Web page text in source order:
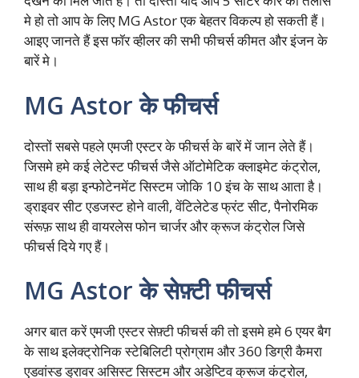
मे हो तो आप के लिए MG Astor एक बेहतर विकल्प हो सकती हैं।
आइए जानते हैं इस फॉर व्हीलर की सभी फीचर्स कीमत और इंजन के
बारें मे।
MG Astor के फीचर्स
दोस्तों सबसे पहले एमजी एस्टर के फीचर्स के बारें में जान लेते हैं।
जिसमे हमे कई लेटेस्ट फीचर्स जैसे ऑटोमेटिक क्लाइमेट कंट्रोल,
साथ ही बड़ा इन्फोटेनमेंट सिस्टम जोकि 10 इंच के साथ आता है।
ड्राइवर सीट एडजस्ट होने वाली, वेंटिलेटेड फ्रंट सीट, पैनोरमिक
संरूफ़ साथ ही वायरलेस फोन चार्जर और क्रूज कंट्रोल जिसे
फीचर्स दिये गए हैं।
MG Astor के सेफ़्टी फीचर्स
अगर बात करें एमजी एस्टर सेफ़्टी फीचर्स की तो इसमे हमे 6 एयर बैग
के साथ इलेक्ट्रोनिक स्टेबिलिटी प्रोग्राम और 360 डिग्री कैमरा
एडवांस्ड ड्रावर असिस्ट सिस्टम और अडेप्टिव क्रूज कंट्रोल,